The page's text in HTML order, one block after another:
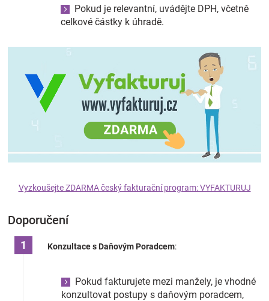
Pokud je relevantní, uvádějte DPH, včetně
celkové částky k úhradě.
Vyzkoušejte ZDARMA český fakturační program: VYFAKTURUJ
Doporučení
Konzultace s Daňovým Poradcem:
Pokud fakturujete mezi manžely, je vhodné
konzultovat postupy s daňovým poradcem,